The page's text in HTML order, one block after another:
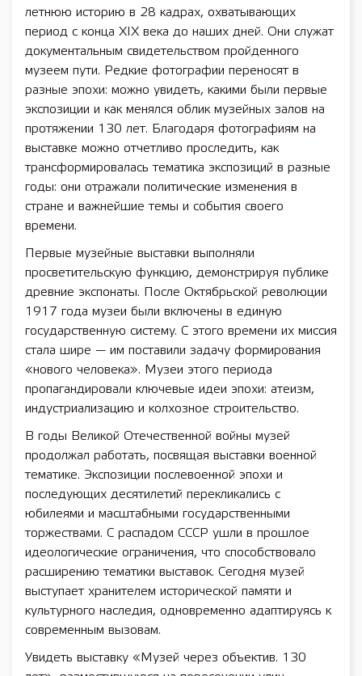
летнюю историю в 28 кадрах, охватывающих
период с конца XIX века до наших дней. Они служат
документальным свидетельством пройденного
музеем пути. Редкие фотографии переносят в
разные эпохи: можно увидеть, какими были первые
экспозиции и как менялся облик музейных залов на
протяжении 130 лет. Благодаря фотографиям на
выставке можно отчетливо проследить, как
трансформировалась тематика экспозиций в разные
годы: они отражали политические изменения в
стране и важнейшие темы и события своего
времени.
Первые музейные выставки выполняли
просветительскую функцию, демонстрируя публике
древние экспонаты. После Октябрьской революции
1917 года музеи были включены в единую
государственную систему. С этого времени их миссия
стала шире — им поставили задачу формирования
«нового человека». Музеи этого периода
пропагандировали ключевые идеи эпохи: атеизм,
индустриализацию и колхозное строительство.
В годы Великой Отечественной войны музей
продолжал работать, посвящая выставки военной
тематике. Экспозиции послевоенной эпохи и
последующих десятилетий перекликались с
юбилеями и масштабными государственными
торжествами. С распадом СССР ушли в прошлое
идеологические ограничения, что способствовало
расширению тематики выставок. Сегодня музей
выступает хранителем исторической памяти и
культурного наследия, одновременно адаптируясь к
современным вызовам.
Увидеть выставку «Музей через объектив. 130